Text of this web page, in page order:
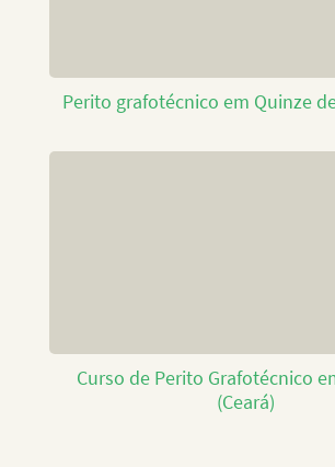
Perito grafotécnico em Quinze
Curso de Perito Grafotécnico
(Ceará)